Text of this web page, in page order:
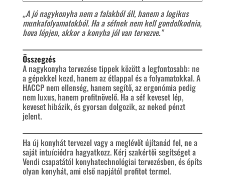
„A jó nagykonyha nem a falakból áll, hanem a logikus
munkafolyamatokból. Ha a séfnek nem kell gondolkodnia,
hova lépjen, akkor a konyha jól van tervezve.”
Összegzés
A nagykonyha tervezése tippek között a legfontosabb: ne
a gépekkel kezd, hanem az étlappal és a folyamatokkal. A
HACCP nem ellenség, hanem segítő, az ergonómia pedig
nem luxus, hanem profitnövelő. Ha a séf keveset lép,
keveset hibázik, és gyorsan dolgozik, az neked pénzt
jelent.
Ha új konyhát tervezel vagy a meglévőt újítanád fel, ne a
saját intuíciódra hagyatkozz. Kérj szakértői segítséget a
Vendi csapatától konyhatechnológiai tervezésben, és építs
olyan konyhát, ami első napjától profitot termel.